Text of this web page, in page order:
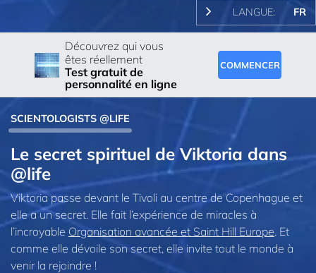
LANGUE: FR
Découvrez qui vous
êtes réellement
Test gratuit de
personnalité en ligne
COMMENCER
SCIENTOLOGISTS @LIFE
Le secret spirituel de Viktoria dans
@life
Viktoria passe devant le Tivoli au centre de Copenhague et
elle a un secret. Elle fait l’expérience de miracles à
l’incroyable Organisation avancée et Saint Hill Europe . Et
comme elle dévoile son secret, elle invite tout le monde à
venir la rejoindre !